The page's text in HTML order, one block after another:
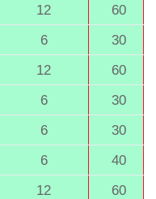
12
60
6
30
12
60
6
30
6
30
6
40
12
60